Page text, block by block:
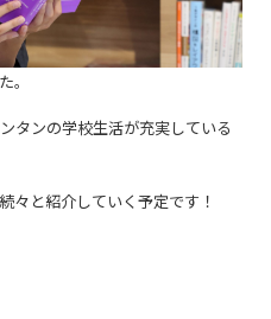
。
タンの学校生活が充実している
々と紹介していく予定です！